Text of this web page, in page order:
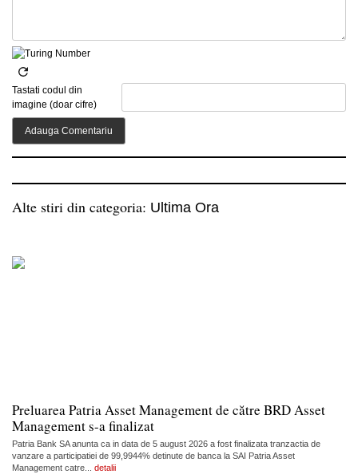
Tastati codul din
imagine (doar cifre)
Alte stiri din categoria: Ultima Ora
Preluarea Patria Asset Management de către BRD Asset
Management s-a finalizat
Patria Bank SA anunta ca in data de 5 august 2026 a fost finalizata tranzactia de
vanzare a participatiei de 99,9944% detinute de banca la SAI Patria Asset
Management catre... detalii